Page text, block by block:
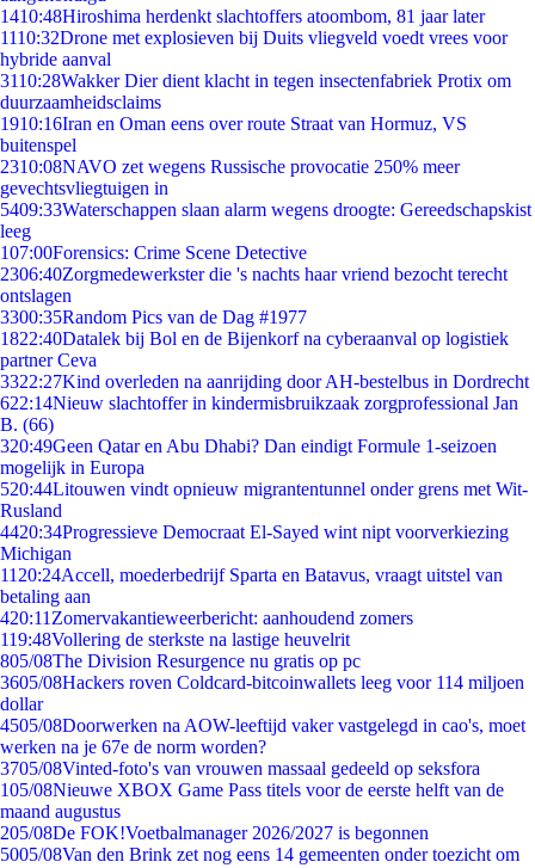
1410:48Hiroshima herdenkt slachtoffers atoombom, 81 jaar later
1110:32Drone met explosieven bij Duits vliegveld voedt vrees voor
hybride aanval
3110:28Wakker Dier dient klacht in tegen insectenfabriek Protix om
duurzaamheidsclaims
1910:16Iran en Oman eens over route Straat van Hormuz, VS
buitenspel
2310:08NAVO zet wegens Russische provocatie 250% meer
gevechtsvliegtuigen in
5409:33Waterschappen slaan alarm wegens droogte: Gereedschapskist
leeg
107:00Forensics: Crime Scene Detective
2306:40Zorgmedewerkster die 's nachts haar vriend bezocht terecht
ontslagen
3300:35Random Pics van de Dag #1977
1822:40Datalek bij Bol en de Bijenkorf na cyberaanval op logistiek
partner Ceva
3322:27Kind overleden na aanrijding door AH-bestelbus in Dordrecht
622:14Nieuw slachtoffer in kindermisbruikzaak zorgprofessional Jan
B. (66)
320:49Geen Qatar en Abu Dhabi? Dan eindigt Formule 1-seizoen
mogelijk in Europa
520:44Litouwen vindt opnieuw migrantentunnel onder grens met Wit-
Rusland
4420:34Progressieve Democraat El-Sayed wint nipt voorverkiezing
Michigan
11 20:24Accell, moederbedrijf Sparta en Batavus, vraagt uitstel van
betaling aan
420:11 Zomervakantieweerbericht: aanhoudend zomers
119:48Vollering de sterkste na lastige heuvelrit
805/08The Division Resurgence nu gratis op pc
3605/08Hackers roven Coldcard-bitcoinwallets leeg voor 114 miljoen
dollar
4505/08Doorwerken na AOW-leeftijd vaker vastgelegd in cao's, moet
werken na je 67e de norm worden?
3705/08Vinted-foto's van vrouwen massaal gedeeld op seksfora
105/08Nieuwe XBOX Game Pass titels voor de eerste helft van de
maand augustus
205/08De FOK!Voetbalmanager 2026/2027 is begonnen
5005/08Van den Brink zet nog eens 14 gemeenten onder toezicht om